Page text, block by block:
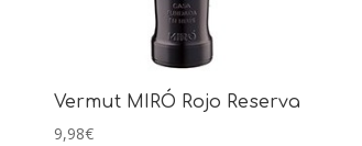
Vermut MIRÓ Rojo Reserva
9,98€